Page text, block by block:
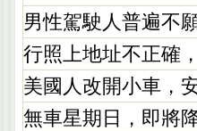
男性駕駛人普遍不
行照上地址不正確
美國人改開小車，
無車星期日，即將